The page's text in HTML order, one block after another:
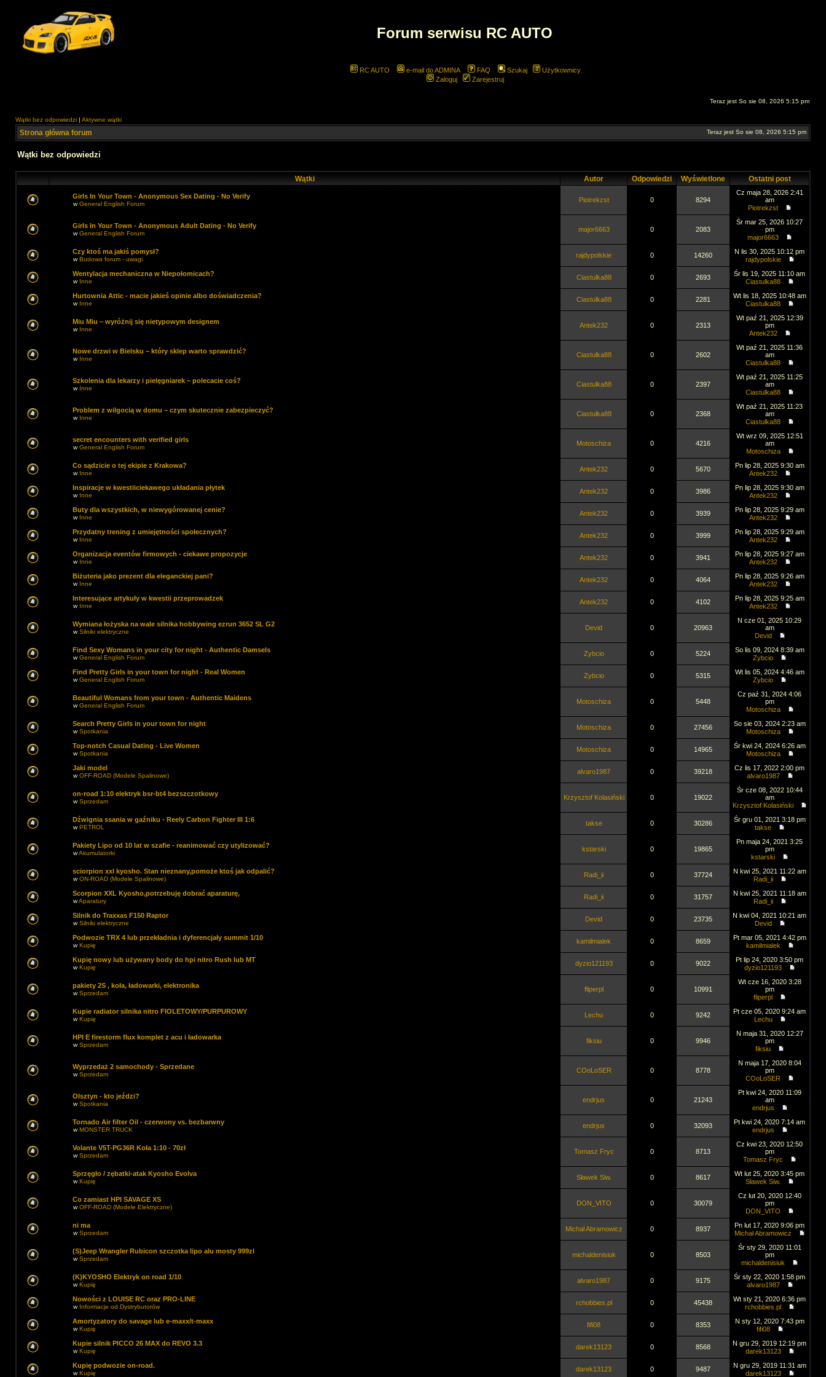
Forum serwisu RC AUTO
RC AUTO e-mail do ADMINA FAQ Szukaj
Użytkownicy
Zaloguj
Zarejestruj
Teraz jest So sie 08, 2026 5:15 pm
Wątki bez odpowiedzi | Aktywne wątki
Strona główna forum Teraz jest So sie 08, 2026 5:15 pm
Wątki bez odpowiedzi
Wątki Autor Odpowiedzi Wyświetlone Ostatni post
Girls In Your Town - Anonymous Sex Dating - No Verify
wGeneral English Forum
Piotrekzst 0 8294
Cz maja 28, 2026 2:41
am
Piotrekzst
Girls In Your Town - Anonymous Adult Dating - No Verify
wGeneral English Forum
major6663 0 2083
Śr mar 25, 2026 10:27
pm
major6663
Czy ktoś ma jakiś pomysł?
wBudowa forum - uwagi
rajdypolskie 0 14260
N lis 30, 2025 10:12 pm
rajdypolskie
Wentylacja mechaniczna w Niepołomicach?
w Inne
Ciastulka88 0 2693
Śr lis 19, 2025 11:10 am
Ciastulka88
Hurtownia Attic - macie jakieś opinie albo doświadczenia?
w Inne
Ciastulka88 0 2281
Wt lis 18, 2025 10:48 am
Ciastulka88
Miu Miu – wyróżnij się nietypowym designem
w Inne
Antek232 0 2313
Wt paź 21, 2025 12:39
pm
Antek232
Nowe drzwi w Bielsku – który sklep warto sprawdzić?
w Inne
Ciastulka88 0 2602
Wt paź 21, 2025 11:36
am
Ciastulka88
Szkolenia dla lekarzy i pielęgniarek – polecacie coś?
w Inne
Ciastulka88 0 2397
Wt paź 21, 2025 11:25
am
Ciastulka88
Problem z wilgocią w domu – czym skutecznie zabezpieczyć?
w Inne
Ciastulka88 0 2368
Wt paź 21, 2025 11:23
am
Ciastulka88
secret encounters with verified girls
wGeneral English Forum
Motoschiza 0 4216
Wt wrz 09, 2025 12:51
am
Motoschiza
Co sądzicie o tej ekipie z Krakowa?
w Inne
Antek232 0 5670
Pn lip 28, 2025 9:30 am
Antek232
Inspiracje w kwestiiciekawego układania płytek
w Inne
Antek232 0 3986
Pn lip 28, 2025 9:30 am
Antek232
Buty dla wszystkich, w niewygórowanej cenie?
w Inne
Antek232 0 3939
Pn lip 28, 2025 9:29 am
Antek232
Przydatny trening z umiejętności społecznych?
w Inne
Antek232 0 3999
Pn lip 28, 2025 9:29 am
Antek232
Organizacja eventów firmowych - ciekawe propozycje
w Inne
Antek232 0 3941
Pn lip 28, 2025 9:27 am
Antek232
Biżuteria jako prezent dla eleganckiej pani?
w Inne
Antek232 0 4064
Pn lip 28, 2025 9:26 am
Antek232
Interesujące artykuły w kwestii przeprowadzek
w Inne
Antek232 0 4102
Pn lip 28, 2025 9:25 am
Antek232
Wymiana łożyska na wale silnika hobbywing ezrun 3652 SL G2
wSilniki elektryczne
Devid 0 20963
N cze 01, 2025 10:29
am
Devid
Find Sexy Womans in your city for night - Authentic Damsels
wGeneral English Forum
Zybcio 0 5224
So lis 09, 2024 8:39 am
Zybcio
Find Pretty Girls in your town for night - Real Women
wGeneral English Forum
Zybcio 0 5315
Wt lis 05, 2024 4:46 am
Zybcio
Beautiful Womans from your town - Authentic Maidens
wGeneral English Forum
Motoschiza 0 5448
Cz paź 31, 2024 4:06
pm
Motoschiza
Search Pretty Girls in your town for night
wSpotkania
Motoschiza 0 27456
So sie 03, 2024 2:23 am
Motoschiza
Top-notch Сasual Dating - Live Women
wSpotkania
Motoschiza 0 14965
Śr kwi 24, 2024 6:26 am
Motoschiza
Jaki model
wOFF-ROAD (Modele Spalinowe)
alvaro1987 0 39218
Cz lis 17, 2022 2:00 pm
alvaro1987
on-road 1:10 elektryk bsr-bt4 bezszczotkowy
wSprzedam
Krzysztof Kolasiński 0 19022
Śr cze 08, 2022 10:44
am
Krzysztof Kolasiński
Dźwignia ssania w gaźniku - Reely Carbon Fighter III 1:6
wPETROL
takse 0 30286
Śr gru 01, 2021 3:18 pm
takse
Pakiety Lipo od 10 lat w szafie - reanimować czy utylizować?
wAkumulatorki
kstarski 0 19865
Pn maja 24, 2021 3:25
pm
kstarski
sciorpion xxl kyosho. Stan nieznany,pomoże ktoś jak odpalić?
wON-ROAD (Modele Spalinowe)
Radi_ii 0 37724
N kwi 25, 2021 11:22 am
Radi_ii
Scorpion XXL Kyosho,potrzebuję dobrać aparaturę,
wAparatury
Radi_ii 0 31757
N kwi 25, 2021 11:18 am
Radi_ii
Silnik do Traxxas F150 Raptor
wSilniki elektryczne
Devid 0 23735
N kwi 04, 2021 10:21 am
Devid
Podwozie TRX 4 lub przekładnia i dyferencjały summit 1/10
wKupię
kamilmialek 0 8659
Pt mar 05, 2021 4:42 pm
kamilmialek
Kupię nowy lub używany body do hpi nitro Rush lub MT
wKupię
dyzio121193 0 9022
Pt lip 24, 2020 3:50 pm
dyzio121193
pakiety 2S , koła, ładowarki, elektronika
wSprzedam
fliperpl 0 10991
Wt cze 16, 2020 3:28
pm
fliperpl
Kupie radiator silnika nitro FIOLETOWY/PURPUROWY
wKupię
Lechu 0 9242
Pt cze 05, 2020 9:24 am
Lechu
HPI E firestorm flux komplet z acu i ładowarka
wSprzedam
fiksiu 0 9946
N maja 31, 2020 12:27
pm
fiksiu
Wyprzedaż 2 samochody - Sprzedane
wSprzedam
COoLoSER 0 8778
N maja 17, 2020 8:04
pm
COoLoSER
Olsztyn - kto jeździ?
wSpotkania
endrjus 0 21243
Pt kwi 24, 2020 11:09
am
endrjus
Tornado Air filter Oil - czerwony vs. bezbarwny
wMONSTER TRUCK
endrjus 0 32093
Pt kwi 24, 2020 7:14 am
endrjus
Volante V5T-PG36R Koła 1:10 - 70zł
wSprzedam
Tomasz Fryc 0 8713
Cz kwi 23, 2020 12:50
pm
Tomasz Fryc
Sprzęgło / zębatki-atak Kyosho Evolva
wKupię
Sławek Siw. 0 8617
Wt lut 25, 2020 3:45 pm
Sławek Siw.
Co zamiast HPI SAVAGE XS
wOFF-ROAD (Modele Elektryczne)
DON_VITO 0 30079
Cz lut 20, 2020 12:40
pm
DON_VITO
ni ma
wSprzedam
Michał Abramowicz 0 8937
Pn lut 17, 2020 9:06 pm
Michał Abramowicz
(S)Jeep Wrangler Rubicon szczotka lipo alu mosty 999zl
wSprzedam
michaldenisiuk 0 8503
Śr sty 29, 2020 11:01
pm
michaldenisiuk
(K)KYOSHO Elektryk on road 1/10
wKupię
alvaro1987 0 9175
Śr sty 22, 2020 1:58 pm
alvaro1987
Nowości z LOUISE RC oraz PRO-LINE
w Informacje od Dystrybutorów
rchobbies.pl 0 45438
Wt sty 21, 2020 6:36 pm
rchobbies.pl
Amortyzatory do savage lub e-maxx/t-maxx
wKupię
fifi08 0 8353
N sty 12, 2020 7:43 pm
fifi08
Kupie silnik PICCO 26 MAX do REVO 3.3
wKupię
darek13123 0 8568
N gru 29, 2019 12:19 pm
darek13123
Kupię podwozie on-road.
wKupię
darek13123 0 9487
N gru 29, 2019 11:31 am
darek13123